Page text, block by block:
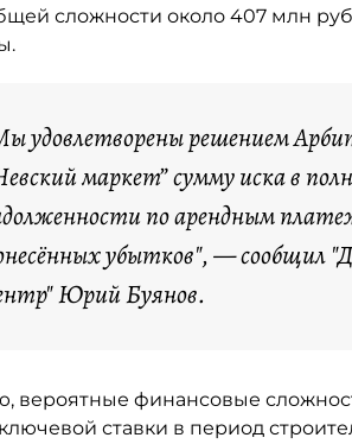
сложности около 407 млн
удовлетворены решением
маркет” сумму иска в
по арендным
убытков", —
Юрий Буянов.
вероятные финансовые
ставки в период